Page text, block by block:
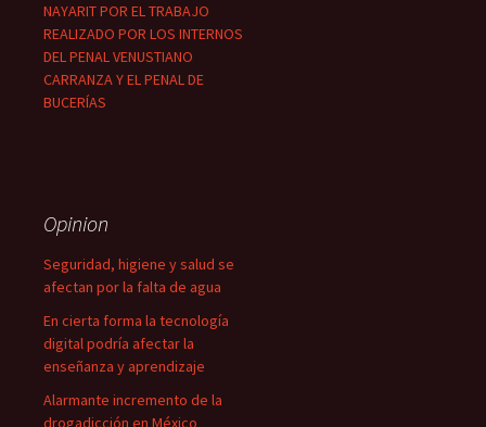
NAYARIT POR EL TRABAJO
REALIZADO POR LOS INTERNOS
DEL PENAL VENUSTIANO
CARRANZA Y EL PENAL DE
BUCERÍAS
Opinion
Seguridad, higiene y salud se
afectan por la falta de agua
En cierta forma la tecnología
digital podría afectar la
enseñanza y aprendizaje
Alarmante incremento de la
drogadicción en México